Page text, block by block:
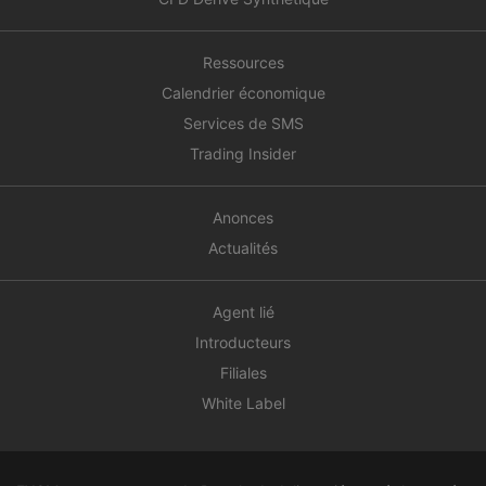
Ressources
Calendrier économique
Services de SMS
Trading Insider
Anonces
Actualités
Agent lié
Introducteurs
Filiales
White Label